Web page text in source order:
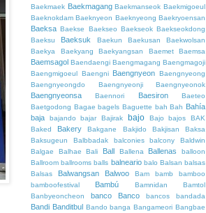
Baekmaek Baekmagang Baekmanseok Baekmigoeul
Baeknokdam Baeknyeon Baeknyeong Baekryoensan
Baeksa Baekse Baekseo Baekseok Baekseokdong
Baeksu
Baeksuk Baekun Baekusan
Baekwolsan
Baekya
Baekyang Baekyangsan Baemet Baemsa
Baemsagol Baendaengi Baengmagang Baengmagoji
Baengmigoeul Baengni Baengnyeon Baengnyeong
Baengnyeongdo
Baengnyeonji Baengnyeonok
Baengnyeonsa Baennori Baesiron
Baeteo
Baetgodong Bagae bagels Baguette bah Bah Bahía
baja
bajando bajar Bajirak bajo Bajo bajos
BAK
Baked
Bakery Bakgane Bakjido Bakjisan
Baksa
Baksugeun
Balbbadak balconies balcony
Baldwin
Balgae
Balhae Bali Ball Ballena Ballenas
balloon
Ballroom ballrooms balls balneario balo Balsan balsas
Balsas
Balwangsan Balwoo Bam bamb
bamboo
bamboofestival
Bambú Bamnidan
Bamtol
Banbyeoncheon
banco Banco bancos bandada
Bandi Banditbul Bando banga Bangameori Bangbae